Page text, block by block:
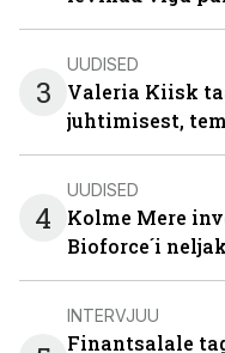
3
UUDISED
Valeria Kiisk
juhtimisest,
4
UUDISED
Kolme Mere
Bioforce´i
INTERVJUU
Finantsalale